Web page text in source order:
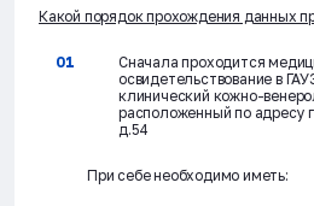
Какой порядок прохождения данных
Сначала проходится
освидетельствование в
клинический кожно-
расположенный по адресу
д.54
При себе необходимо иметь: